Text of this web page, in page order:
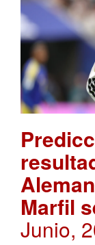
Marfil
Junio,